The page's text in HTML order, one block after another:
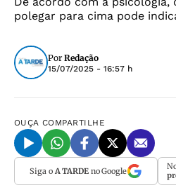
polegar para cima pode
Por Redação
15/07/2025 - 16:57 h
OUÇA COMPARTILHE
Siga o A TARDEno Google